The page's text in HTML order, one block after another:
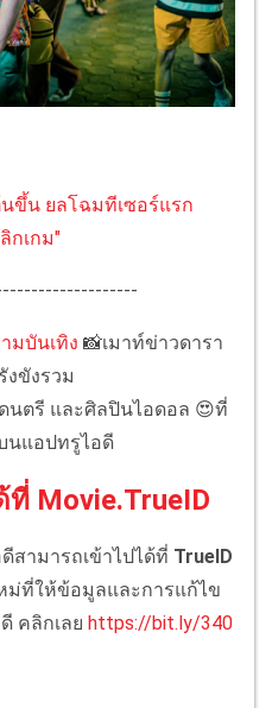
ขึ้น ยลโฉมทีเซอร์แรก
กเกม"
มบันเทิง 📸เมาท์ข่าวดารา
งขังรวม
นตรี และศิลปินไอดอล 😍ที่
แอปทรูไอดี
Movie.TrueID
สามารถเข้าไปได้ที่ TrueID
ม่ที่ให้ข้อมูลและการแก้ไข
คลิกเลย https://bit.ly/340